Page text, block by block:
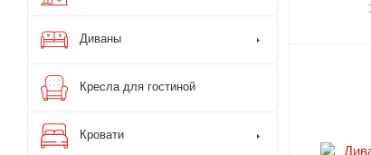
Диваны
Кресла для гостиной
Кровати